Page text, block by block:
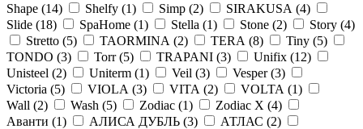
Shape (14) Shelfy (1) Simp (2) SIRAKUSA (4)
Slide (18) SpaHome (1) Stella (1) Stone (2) Story (4)
Stretto (5) TAORMINA (2) TERA (8) Tiny (5)
TONDO (3) Torr (5) TRAPANI (3) Unifix (12)
Unisteel (2) Uniterm (1) Veil (3) Vesper (3)
Victoria (5) VIOLA (3) VITA (2) VOLTA (1)
Wall (2) Wash (5) Zodiac (1) Zodiac X (4)
Аванти (1) АЛИСА ДУБЛЬ (3) АТЛАС (2)